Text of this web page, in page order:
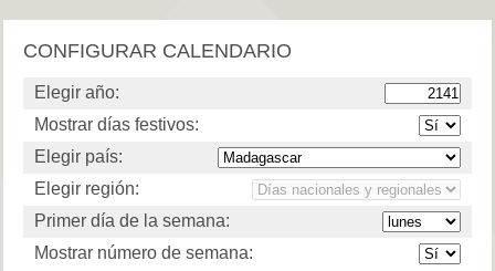
CONFIGURAR CALENDARIO
Elegir año:
Mostrar días festivos:
Elegir país:
Elegir región:
Primer día de la semana:
Mostrar número de semana: